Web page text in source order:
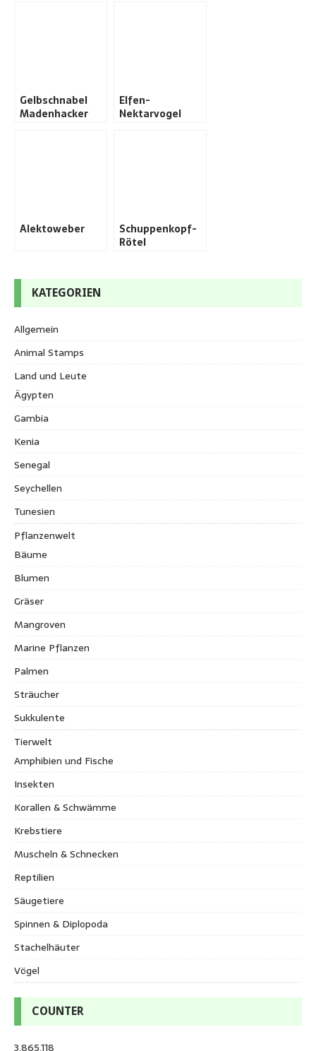
Gelbschnabel
Madenhacker
Elfen-
Nektarvogel
Alektoweber
Schuppenkopf-
Rötel
KATEGORIEN
Allgemein
Animal Stamps
Land und Leute
Ägypten
Gambia
Kenia
Senegal
Seychellen
Tunesien
Pflanzenwelt
Bäume
Blumen
Gräser
Mangroven
Marine Pflanzen
Palmen
Sträucher
Sukkulente
Tierwelt
Amphibien und Fische
Insekten
Korallen & Schwämme
Krebstiere
Muscheln & Schnecken
Reptilien
Säugetiere
Spinnen & Diplopoda
Stachelhäuter
Vögel
COUNTER
3,865,118